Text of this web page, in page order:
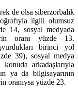
de olsa siberzorbalık
ilgili olumsuz
14, sosyal medyada
oranı yüzde 13.
birinci yol
39), sosyal medya
arkadaşlarıyla
ya da bilgisayarının
oranıysa yüzde 23.